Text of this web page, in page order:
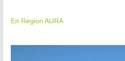
En Région AURA